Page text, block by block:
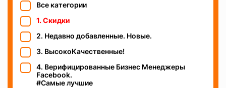
Все категории
1. Скидки
2. Недавно добавленные. Новые.
3. ВысокоКачественные!
4. Верифицированные Бизнес Менеджеры
Facebook.
#Самые лучшие